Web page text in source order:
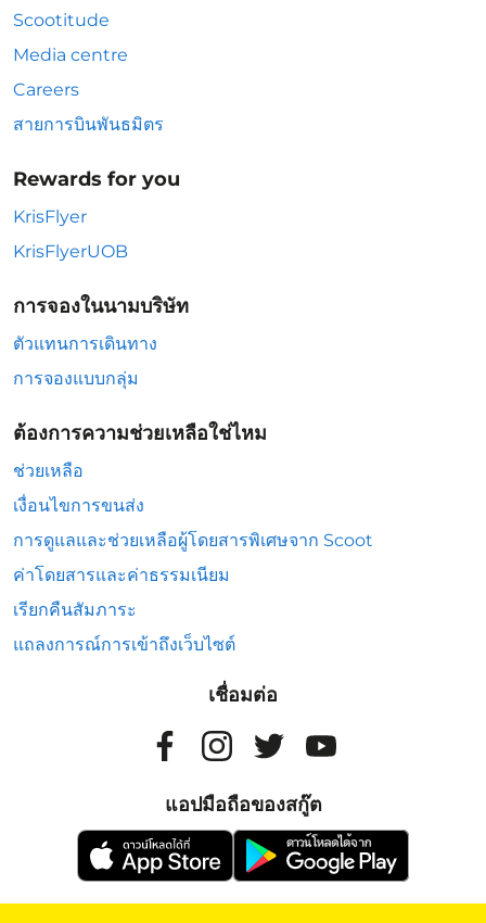
Scootitude
Media centre
Careers
สายการบินพันธมิตร
Rewards for you
KrisFlyer
KrisFlyerUOB
การจองในนามบริษัท
ตัวแทนการเดินทาง
การจองแบบกลุ่ม
ต้องการความช่วยเหลือใช่ไหม
ช่วยเหลือ
เงื่อนไขการขนส่ง
การดูแลและช่วยเหลือผู้โดยสารพิเศษจาก Scoot
ค่าโดยสารและค่าธรรมเนียม
เรียกคืนสัมภาระ
แถลงการณ์การเข้าถึงเว็บไซต์
เชื่อมต่อ
แอปมือถือของสกู๊ต